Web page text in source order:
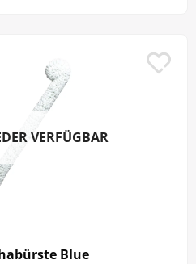
VERFÜGBAR
Blue